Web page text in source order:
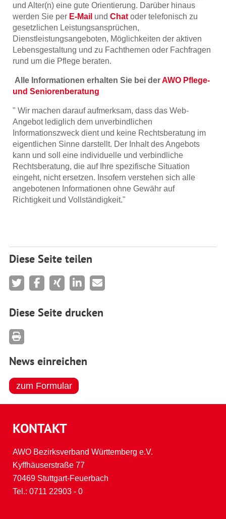
und Alter(n) eine gute Orientierung. Darüber hinaus
werden Sie per E-Mail und Chat oder telefonisch zu
gesetzlichen Leistungsansprüchen,
Dienstleistungsangeboten, Möglichkeiten der aktiven
Lebensgestaltung und zu Fachthemen oder Fachfragen
rund um die Pflege beraten.
Alle Informationen erhalten Sie bei derAWO Pflege-
und Seniorenberatung
" Wir machen darauf aufmerksam, dass das Web-
Angebot lediglich dem unverbindlichen
Informationszweck dient und keine Rechtsberatung im
eigentlichen Sinne darstellt. Der Inhalt des Angebots
kann und soll eine individuelle und verbindliche
Rechtsberatung, die auf Ihre spezifische Situation
eingeht, nicht ersetzen. Insofern verstehen sich alle
angebotenen Informationen ohne Gewähr auf
Richtigkeit und Vollständigkeit."
Diese Seite teilen
Diese Seite drucken
News einreichen
zum Formular
KONTAKT
AWO Bezirksverband Württemberg e.V.
Kyffhäuserstraße 77
70469 Stuttgart-Feuerbach
Tel.: 0711 22903 - 0